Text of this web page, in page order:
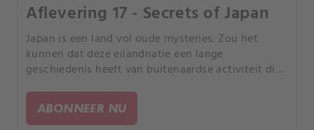
Aflevering 17 - Secrets of Japan
Japan is een land vol oude mysteries. Zou het
kunnen dat deze eilandnatie een lange
geschiedenis heeft van buitenaardse activiteit die
familie, zoals Oude Astronaut Theoretici beweren?.
ABONNEER NU